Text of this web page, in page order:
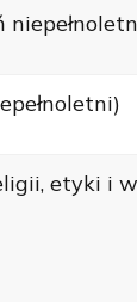
etyki i